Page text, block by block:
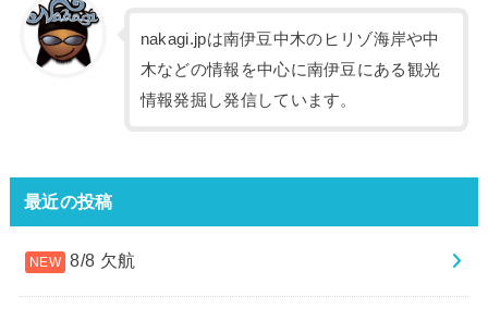
nakagi.jpは南伊豆中木のヒリゾ海岸や中
木などの情報を中心に南伊豆にある観光
情報発掘し発信しています。
最近の投稿
8/8 欠航